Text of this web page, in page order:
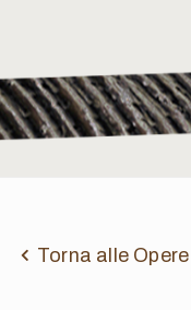
Torna alle Opere